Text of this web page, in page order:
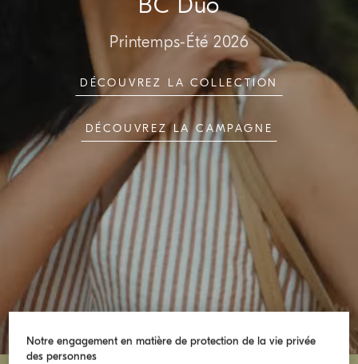
BC Duo
Printemps-Été 2026
DÉCOUVREZ LA COLLECTION
DÉCOUVREZ LA CAMPAGNE
Notre engagement en matière de protection de la vie privée
des personnes